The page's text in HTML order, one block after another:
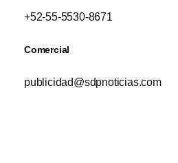
+52-55-5530-8671
Comercial
publicidad@sdpnoticias.com